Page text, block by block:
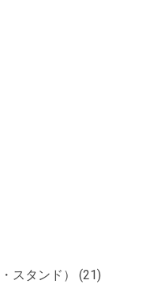
スタンド）
(21)